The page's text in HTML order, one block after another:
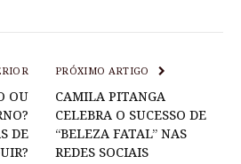
OU
DE
PRÓXIMO ARTIGO
CAMILA PITANGA
CELEBRA O SUCESSO DE
“BELEZA FATAL” NAS
REDES SOCIAIS